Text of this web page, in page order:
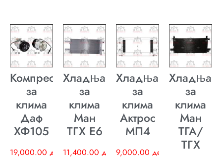
Компресор
за
клима
Даф
ХФ105
19,000.00 ден
Хладњак
за
клима
Ман
ТГХ E6
11,400.00 ден
Хладњак
за
клима
Актрос
МП4
9,000.00 ден
Хладњак
за
клима
Ман
ТГА/
ТГХ